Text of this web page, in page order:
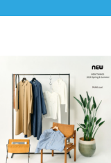
ニュース
コンテンツ
ステージ・タイムテーブ